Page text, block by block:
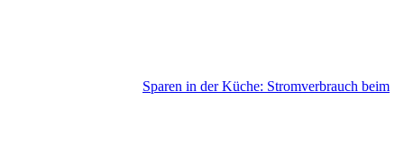
Sparen in der Küche: Stromverbrauch beim